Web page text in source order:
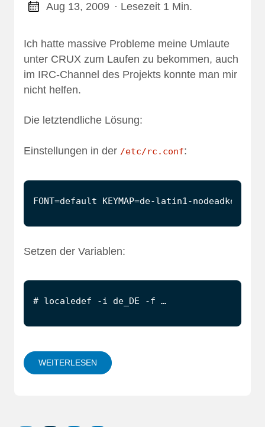
Aug 13, 2009 · Lesezeit 1 Min.
Ich hatte massive Probleme meine Umlaute
unter CRUX zum Laufen zu bekommen, auch
im IRC-Channel des Projekts konnte man mir
nicht helfen.
Die letztendliche Lösung:
Einstellungen in der /etc/rc.conf:
Setzen der Variablen:
# localedef -i de_DE -f …
WEITERLESEN